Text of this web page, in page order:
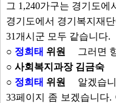
그 1,240가구는 경기도
경기도에서 경기복지재
31개시군 모두 같습니다.
○ 정희태 위원
그러면
○ 사회복지과장 김금숙
○ 정희태 위원
알겠습
33페이지 좀 보겠습니다.